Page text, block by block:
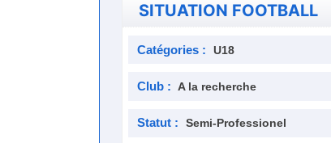
SITUATION FOOTBALL
Catégories : U18
Club : A la recherche
Statut : Semi-Professionel